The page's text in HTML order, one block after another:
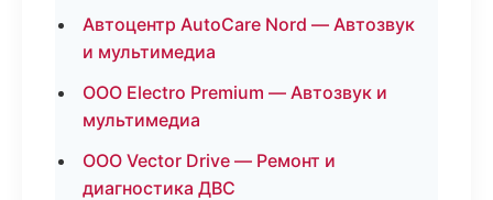
Автоцентр AutoCare Nord — Автозвук
и мультимедиа
ООО Electro Premium — Автозвук и
мультимедиа
ООО Vector Drive — Ремонт и
диагностика ДВС